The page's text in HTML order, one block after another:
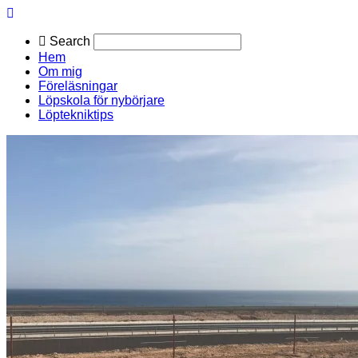
Search
Hem
Om mig
Föreläsningar
Löpskola för nybörjare
Löptekniktips